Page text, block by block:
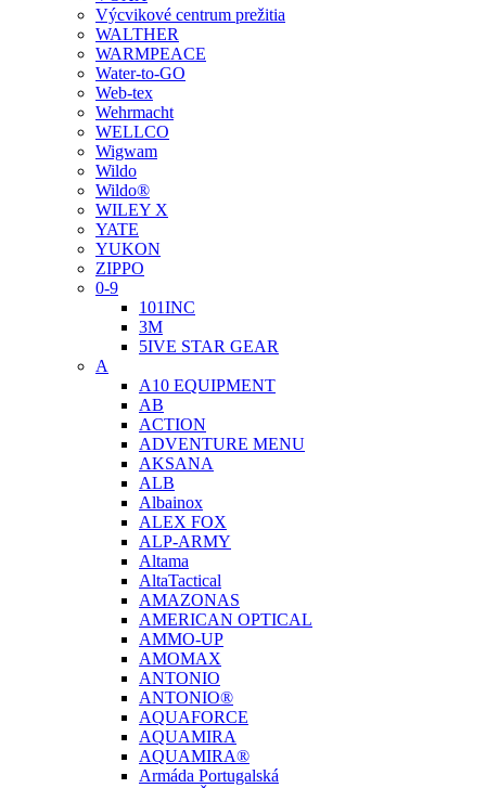
Výcvikové centrum prežitia
WALTHER
WARMPEACE
Water-to-GO
Web-tex
Wehrmacht
WELLCO
Wigwam
Wildo
Wildo®
WILEY X
YATE
YUKON
ZIPPO
0-9
101INC
3M
5IVE STAR GEAR
A
A10 EQUIPMENT
AB
ACTION
ADVENTURE MENU
AKSANA
ALB
Albainox
ALEX FOX
ALP-ARMY
Altama
AltaTactical
AMAZONAS
AMERICAN OPTICAL
AMMO-UP
AMOMAX
ANTONIO
ANTONIO®
AQUAFORCE
AQUAMIRA
AQUAMIRA®
Armáda Portugalská